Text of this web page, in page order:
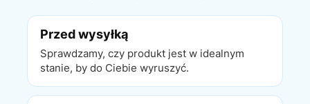
Przed wysyłką
Sprawdzamy, czy produkt jest w idealnym
stanie, by do Ciebie wyruszyć.